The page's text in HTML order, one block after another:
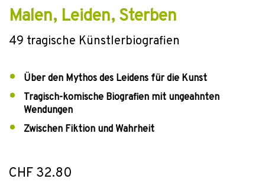
Malen, Leiden, Sterben
49 tragische Künstlerbiografien
Über den Mythos des Leidens für die Kunst
Tragisch-komische Biografien mit ungeahnten
Wendungen
Zwischen Fiktion und Wahrheit
CHF 32.80